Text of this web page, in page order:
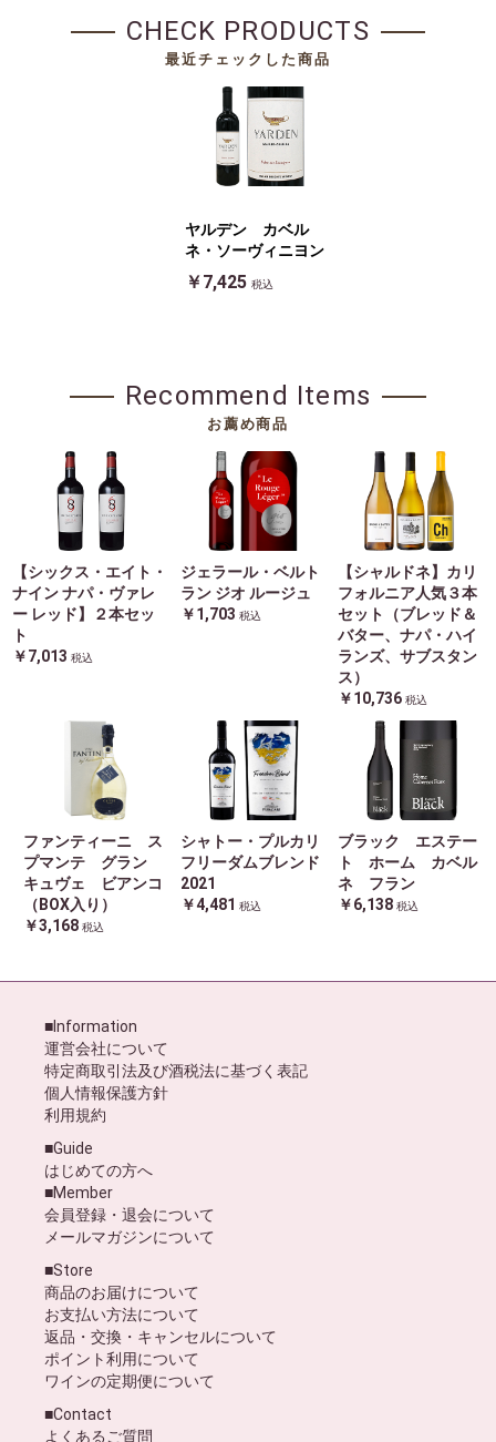
CHECK PRODUCTS
最近チェックした商品
ヤルデン カベル
ネ・ソーヴィニヨン
￥7,425 税込
Recommend Items
お薦め商品
【シックス・エイト・
ナイン ナパ・ヴァレ
ー レッド】２本セッ
ト
￥7,013 税込
ジェラール・ベルト
ラン ジオ ルージュ
￥1,703 税込
【シャルドネ】カリ
フォルニア人気３本
セット（ブレッド＆
バター、ナパ・ハイ
ランズ、サブスタン
ス）
￥10,736 税込
ファンティーニ ス
プマンテ グラン
キュヴェ ビアンコ
（BOX入り）
￥3,168 税込
シャトー・プルカリ
フリーダムブレンド
2021
￥4,481 税込
ブラック エステー
ト ホーム カベル
ネ フラン
￥6,138 税込
■Information
運営会社について
特定商取引法及び酒税法に基づく表記
個人情報保護方針
利用規約
■Guide
はじめての方へ
■Member
会員登録・退会について
メールマガジンについて
■Store
商品のお届けについて
お支払い方法について
返品・交換・キャンセルについて
ポイント利用について
ワインの定期便について
■Contact
よくあるご質問